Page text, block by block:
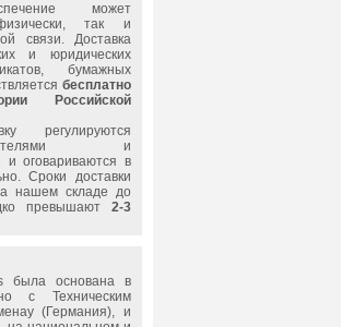
может
так и
связи. Доставка
и юридических
бумажных
бесплатно
Российской
регулируются
и
и оговариваются в
Сроки доставки
нашем складе до
превышают 2-3
была основана в
с Техническим
(Германия), и